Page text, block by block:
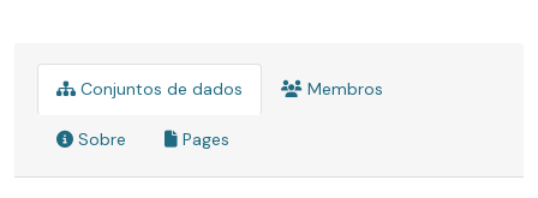
Conjuntos de dados Membros
Sobre Pages